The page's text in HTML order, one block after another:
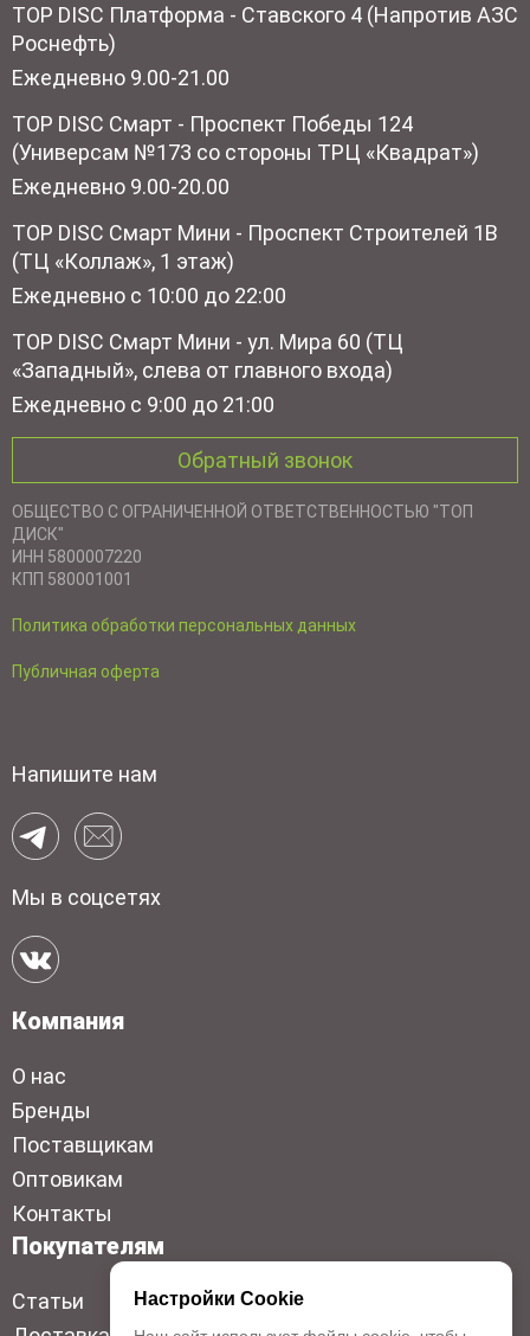
TOP DISC Платформа - Ставского 4 (Напротив АЗС
Роснефть)
Ежедневно 9.00-21.00
TOP DISC Смарт - Проспект Победы 124
(Универсам №173 со стороны ТРЦ «Квадрат»)
Ежедневно 9.00-20.00
TOP DISC Смарт Мини - Проспект Строителей 1В
(ТЦ «Коллаж», 1 этаж)
Ежедневно с 10:00 до 22:00
TOP DISC Смарт Мини - ул. Мира 60 (ТЦ
«Западный», слева от главного входа)
Ежедневно с 9:00 до 21:00
Обратный звонок
ОБЩЕСТВО С ОГРАНИЧЕННОЙ ОТВЕТСТВЕННОСТЬЮ "ТОП
ДИСК"
ИНН 5800007220
КПП 580001001
Политика обработки персональных данных
Публичная оферта
Напишите нам
Мы в соцсетях
Компания
О нас
Бренды
Поставщикам
Оптовикам
Контакты
Покупателям
Статьи
Настройки Cookie